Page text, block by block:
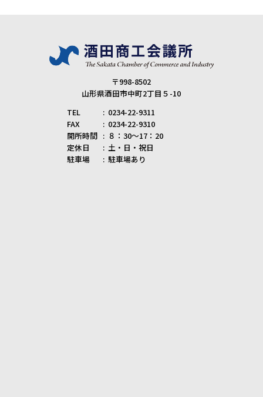
〒998-8502
山形県酒田市中町2丁目５-10
TEL
0234-22-9311
FAX
0234-22-9310
開所時間
８：30～17：20
定休日
土・日・祝日
駐車場
駐車場あり